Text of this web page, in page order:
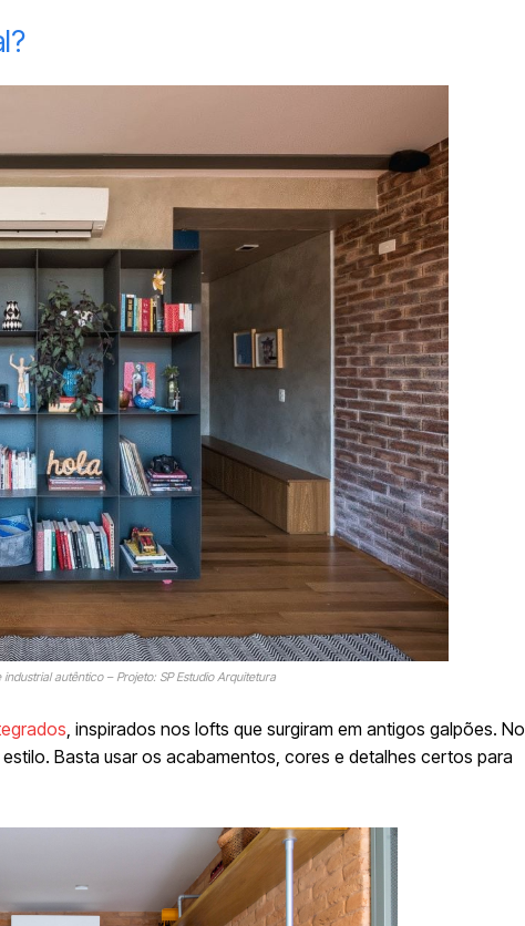
autêntico – Projeto: SP Estudio Arquitetura
, inspirados nos lofts que surgiram em antigos galpões. No
Basta usar os acabamentos, cores e detalhes certos para